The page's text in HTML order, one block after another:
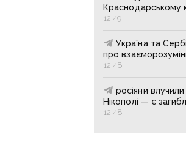
Краснодарському
12:49
Україна та
про
12:48
росіяни
Нікополі — є
12:48